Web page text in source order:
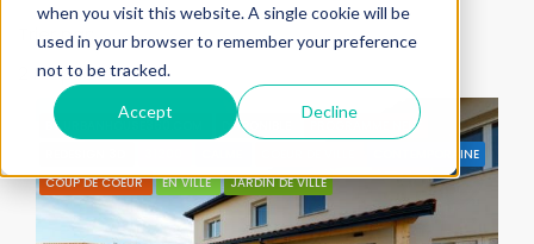
when you visit this website. A single cookie will be
used in your browser to remember your preference
not to be tracked.
Accept Decline
2 Propriétés
Trier par: Ordre par défaut
BY URBANHOUSE360.COM DISPONIBLE
PROGRAMME NEUF
CONTEMPORAINE
COUP DE COEUR
EN VILLE JARDIN DE VILLE